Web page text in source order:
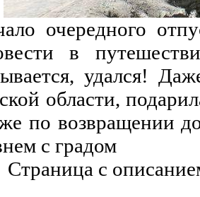
очередного
в
удался!
области,
по возвращении
с градом
Страница с